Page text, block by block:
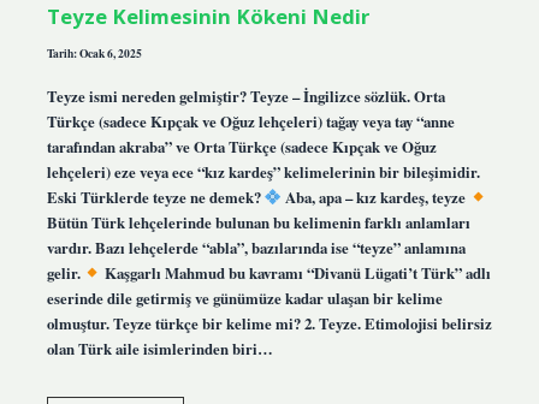
Teyze Kelimesinin Kökeni Nedir
Tarih: Ocak 6, 2025
Teyze ismi nereden gelmiştir? Teyze – İngilizce sözlük. Orta
Türkçe (sadece Kıpçak ve Oğuz lehçeleri) tağay veya tay “anne
tarafından akraba” ve Orta Türkçe (sadece Kıpçak ve Oğuz
lehçeleri) eze veya ece “kız kardeş” kelimelerinin bir bileşimidir.
Eski Türklerde teyze ne demek?
Aba, apa – kız kardeş, teyze
Bütün Türk lehçelerinde bulunan bu kelimenin farklı anlamları
vardır. Bazı lehçelerde “abla”, bazılarında ise “teyze” anlamına
gelir.
Kaşgarlı Mahmud bu kavramı “Divanü Lügati’t Türk” adlı
eserinde dile getirmiş ve günümüze kadar ulaşan bir kelime
olmuştur. Teyze türkçe bir kelime mi? 2. Teyze. Etimolojisi belirsiz
olan Türk aile isimlerinden biri…